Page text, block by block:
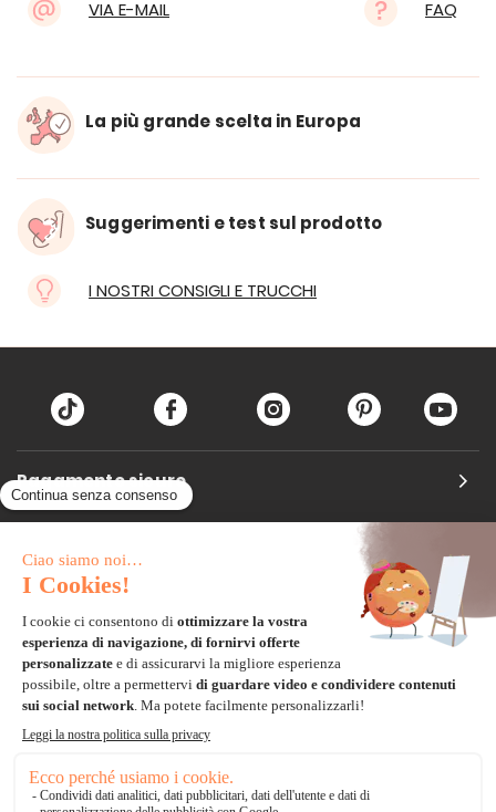
VIA E-MAIL FAQ
La più grande scelta in Europa
Suggerimenti e test sul prodotto
I NOSTRI CONSIGLI E TRUCCHI
Pagamento sicuro
Paypal
Bonifico Bancario
3 volte senza tasse
*Soluzioni di consegna
Delivengo Domicilio Internazionale